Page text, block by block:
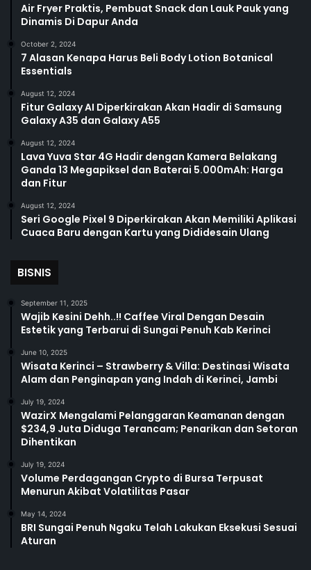
Air Fryer Praktis, Pembuat Snack dan Lauk Pauk yang
Dinamis Di Dapur Anda
October 2, 2024
7 Alasan Kenapa Harus Beli Body Lotion Botanical
Essentials
August 12, 2024
Fitur Galaxy AI Diperkirakan Akan Hadir di Samsung
Galaxy A35 dan Galaxy A55
August 12, 2024
Lava Yuva Star 4G Hadir dengan Kamera Belakang
Ganda 13 Megapiksel dan Baterai 5.000mAh: Harga
dan Fitur
August 12, 2024
Seri Google Pixel 9 Diperkirakan Akan Memiliki Aplikasi
Cuaca Baru dengan Kartu yang Dididesain Ulang
BISNIS
September 11, 2025
Wajib Kesini Dehh..!! Caffee Viral Dengan Desain
Estetik yang Terbarui di Sungai Penuh Kab Kerinci
June 10, 2025
Wisata Kerinci – Strawberry & Villa: Destinasi Wisata
Alam dan Penginapan yang Indah di Kerinci, Jambi
July 19, 2024
WazirX Mengalami Pelanggaran Keamanan dengan
$234,9 Juta Diduga Terancam; Penarikan dan Setoran
Dihentikan
July 19, 2024
Volume Perdagangan Crypto di Bursa Terpusat
Menurun Akibat Volatilitas Pasar
May 14, 2024
BRI Sungai Penuh Ngaku Telah Lakukan Eksekusi Sesuai
Aturan